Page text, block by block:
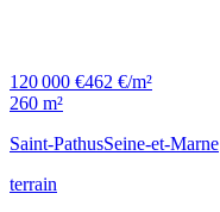
120 000 €462 €/m²
260 m²
Saint-PathusSeine-et-Marne
terrain